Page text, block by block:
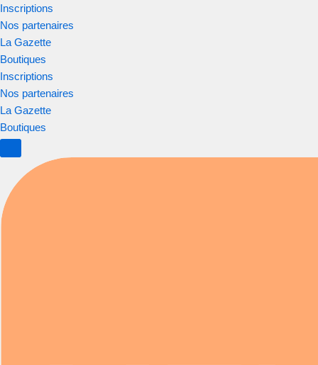
Aller
au
contenu
Inscriptions
Nos partenaires
La Gazette
Boutiques
Inscriptions
Nos partenaires
La Gazette
Boutiques